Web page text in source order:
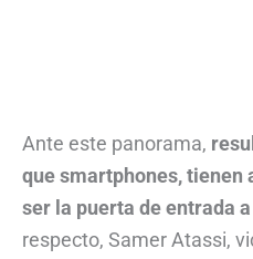
Ante este panorama,
que smartphones, tienen
ser la puerta de entrada
respecto, Samer Atassi,